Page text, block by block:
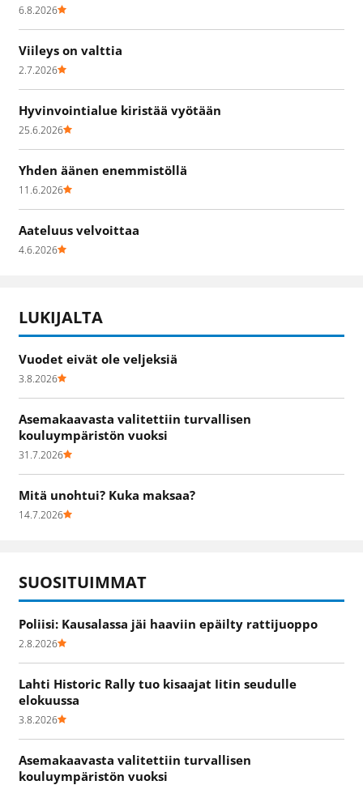
6.8.2026
Viileys on valttia
2.7.2026
Hyvinvointialue kiristää vyötään
25.6.2026
Yhden äänen enemmistöllä
11.6.2026
Aateluus velvoittaa
4.6.2026
LUKIJALTA
Vuodet eivät ole veljeksiä
3.8.2026
Asemakaavasta valitettiin turvallisen
kouluympäristön vuoksi
31.7.2026
Mitä unohtui? Kuka maksaa?
14.7.2026
SUOSITUIMMAT
Poliisi: Kausalassa jäi haaviin epäilty rattijuoppo
2.8.2026
Lahti Historic Rally tuo kisaajat Iitin seudulle
elokuussa
3.8.2026
Asemakaavasta valitettiin turvallisen
kouluympäristön vuoksi